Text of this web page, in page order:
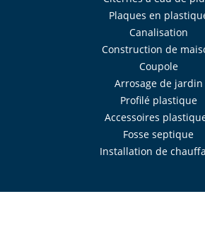
Plaques en
Canalisation
Construction de
Coupole
Arrosage de jardin
Profilé plastique
Accessoires
Fosse septique
Installation de